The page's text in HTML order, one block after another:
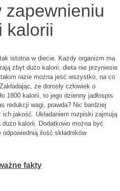
kalorii
istotna w diecie. Każdy organizm ma
zbyt dużo kalorii, dieta nie przyniesie
razie można jeść wszystko, na co
że dorosły człowiek o
1800 kalorii, to jego dzienny jadłospis
redukcji wagi, prawda? Nic bardziej
jakość. Układaniem rozpiski zajmują
kalorii. Dodatkowo można być
ilość składników
fakty